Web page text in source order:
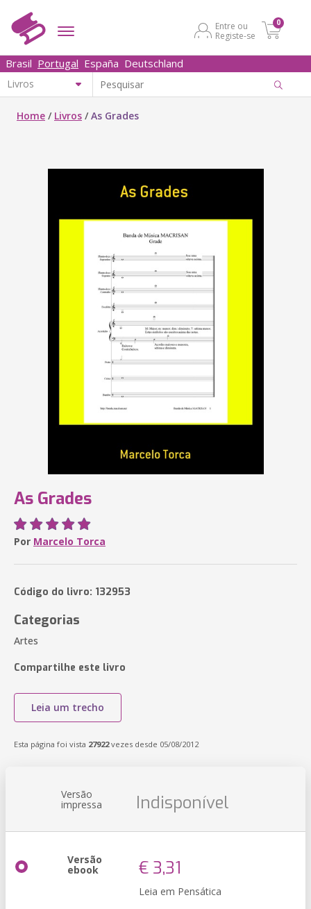
Entre ou
Registe-se
0
Brasil Portugal España Deutschland
Home / Livros /As Grades
As Grades
Por Marcelo Torca
Código do livro: 132953
Categorias
Artes
Compartilhe este livro
Leia um trecho
Esta página foi vista 27922vezes desde 05/08/2012
Versão
impressa Indisponível
Versão
ebook € 3,31
Leia em Pensática